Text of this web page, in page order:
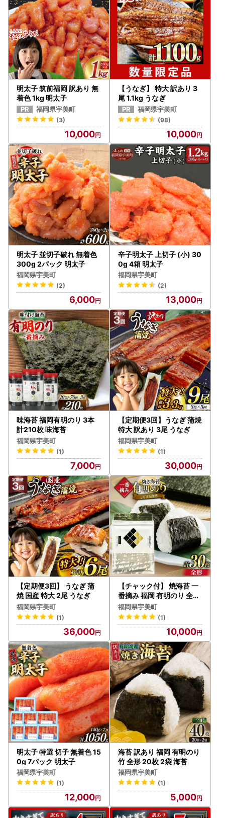
明太子 筑前福岡 訳あり 無
着色 1kg 明太子
福岡県宇美町
(3)
10,000
【うなぎ】 特大 訳あり 3
尾 1.1kg うなぎ
福岡県宇美町
(98)
10,000
明太子 並切子破れ 無着色
300g 2パック 明太子
福岡県宇美町
(2)
6,000
辛子明太子 上切子 (小) 30
0g 4箱 明太子
福岡県宇美町
(2)
13,000
味海苔 福岡有明のり 3本
計210枚 味海苔
福岡県宇美町
(1)
7,000
【定期便3回】うなぎ 蒲焼
特大 訳あり 3尾 うなぎ
福岡県宇美町
(1)
30,000
【定期便3回】 うなぎ 蒲
焼 国産 特大 2尾 うなぎ
福岡県宇美町
(1)
36,000
【チャック付】 焼海苔 一
番摘み 福岡 有明のり 全形
10枚×3 焼海苔
福岡県宇美町
(1)
10,000
明太子 特選 切子 無着色 15
0g 7パック 明太子
福岡県宇美町
(1)
12,000
海苔 訳あり 福岡 有明のり
竹 全形 20枚 2袋 海苔
福岡県宇美町
(1)
5,000